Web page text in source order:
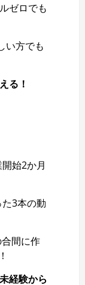
ゼロでも
い方でも
る！
始2か月
3本の動
間に作
経験から